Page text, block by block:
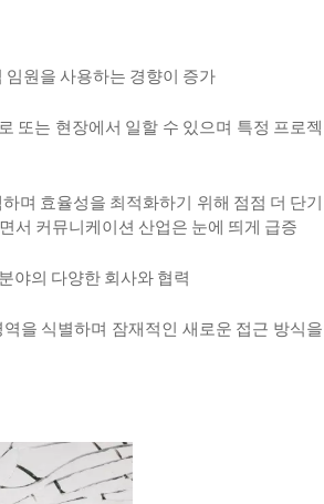
임원을 사용하는 경향이 증가
또는 현장에서 일할 수 있으며 특정 프로젝
며 효율성을 최적화하기 위해 점점 더 단기
서 커뮤니케이션 산업은 눈에 띄게 급증
분야의 다양한 회사와 협력
역을 식별하며 잠재적인 새로운 접근 방식을